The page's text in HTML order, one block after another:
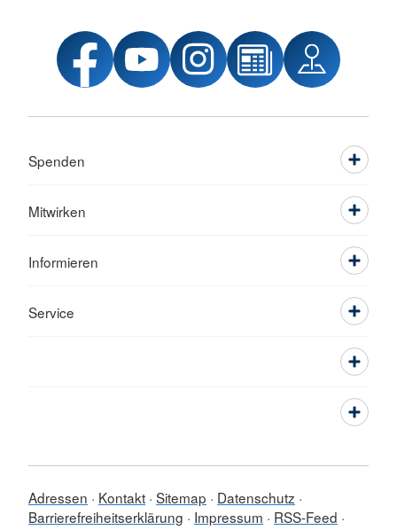
Spenden
Mitwirken
Informieren
Service
Adressen Kontakt Sitemap
Datenschutz
Barrierefreiheitserklärung
Impressum
RSS-Feed